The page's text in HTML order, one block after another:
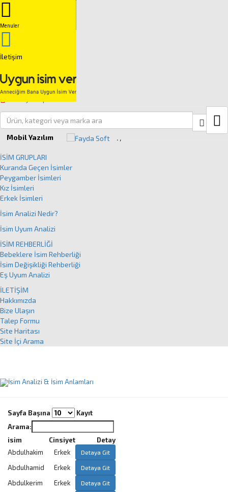
Anasayfa
İSİM GRUPLARI
İSİM ANALİZİ
İSİM UYUM ANALİZİ
İLETİŞİM
Talep Formu
Mobil Yazılım . ,
İSİM GRUPLARI
Kuranda Geçen İsimler
Peygamber İsimleri
Kız İsimleri
Erkek İsimleri
İsim Analizi Nedir?
İsim Uyum Analizi
İSİM REHBERLİĞİ
Bebeklere İsim Rehberliği
İsim Değişikliği Rehberliği
Eş Uyum Analizi
İLETİŞİM
Hakkımızda
Bize Ulaşın
Talep Formu
Site Haritası
Site İçi Arama
Menuler
İletişim
Close
Sayfa Başına
Kayıt
Arama:
isim
Cinsiyet
Detay
Abdulhakim
Erkek Detaya Git
Abdulhamid Erkek Detaya Git
Abdulkerim Erkek Detaya Git